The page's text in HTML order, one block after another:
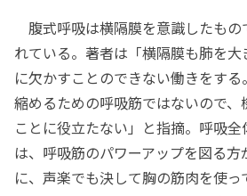
腹式呼吸は横隔膜を意識したもの
れている。著者は「横隔膜も肺を
に欠かすことのできない働きをす
縮めるための呼吸筋ではないので
ことに役立たない」と指摘。呼吸
は、呼吸筋のパワーアップを図る方
に、声楽でも決して胸の筋肉を使